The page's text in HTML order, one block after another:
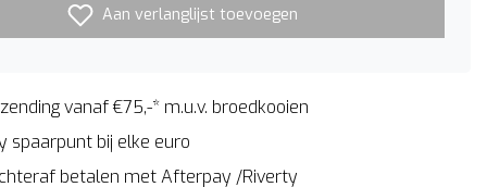
Aan verlanglijst toevoegen
vanaf €75,-* m.u.v. broedkooien
spaarpunt bij elke euro
betalen met Afterpay /Riverty